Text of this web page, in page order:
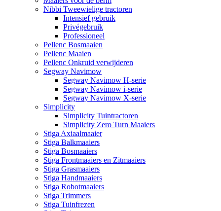
Nibbi Tweewielige tractoren
Intensief gebruik
Privégebruik
Professioneel
Pellenc Bosmaaien
Pellenc Maaien
Pellenc Onkruid verwijderen
Segway Navimow
Segway Navimow H-serie
Segway Navimow i-serie
Segway Navimow X-serie
Simplicity
Simplicity Tuintractoren
Simplicity Zero Turn Maaiers
Stiga Axiaalmaaier
Stiga Balkmaaiers
Stiga Bosmaaiers
Stiga Frontmaaiers en Zitmaaiers
Stiga Grasmaaiers
Stiga Handmaaiers
Stiga Robotmaaiers
Stiga Trimmers
Stiga Tuinfrezen